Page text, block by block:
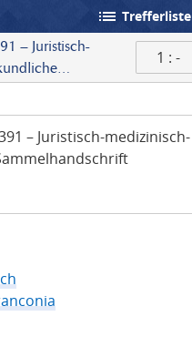
list Trefferliste
– Juristisch-
1 : -
– Juristisch-medizinisch-